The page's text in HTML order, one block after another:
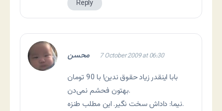
Reply
محسن 7 October 2009 at 06:30
بابا اینقدر زیاد حقوق ندین! با 90 تومان
بهتون فحشم نمی‌دن.
نیما: داداش سخت نگیر. این مطلب طنزه.